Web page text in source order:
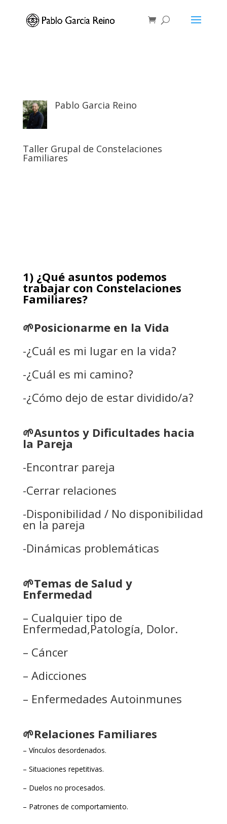
Pablo Garcia Reino
Taller Grupal de Constelaciones
Familiares
1) ¿Qué asuntos podemos
trabajar con Constelaciones
Familiares?
🌱Posicionarme en la Vida
-¿Cuál es mi lugar en la vida?
-¿Cuál es mi camino?
-¿Cómo dejo de estar dividido/a?
🌱Asuntos y Dificultades hacia
la Pareja
-Encontrar pareja
-Cerrar relaciones
-Disponibilidad / No disponibilidad
en la pareja
-Dinámicas problemáticas
🌱Temas de Salud y
Enfermedad
– Cualquier tipo de
Enfermedad,Patología, Dolor.
– Cáncer
– Adicciones
– Enfermedades Autoinmunes
🌱Relaciones Familiares
– Vínculos desordenados.
– Situaciones repetitivas.
– Duelos no procesados.
– Patrones de comportamiento.